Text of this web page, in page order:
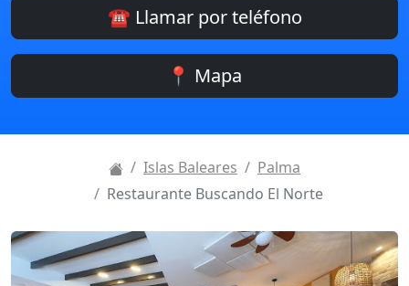
☎️ Llamar por teléfono
📍 Mapa
Islas Baleares
Palma
Restaurante Buscando El Norte